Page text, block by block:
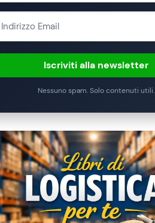
Iscriviti alla newsletter
Nessuno spam. Solo contenuti utili.